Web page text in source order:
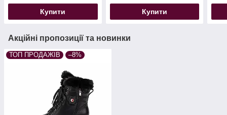
Купити Купити
Акційні пропозиції та новинки
ТОП ПРОДАЖІВ –8%